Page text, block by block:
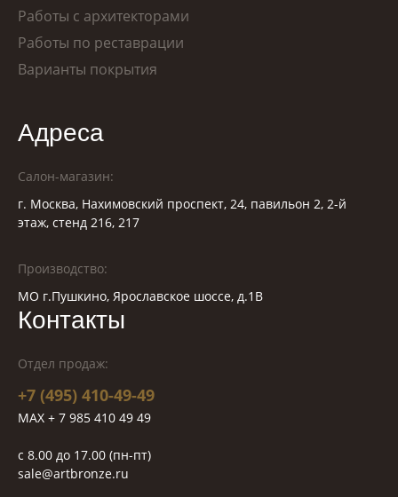
Работы с архитекторами
Работы по реставрации
Варианты покрытия
Адреса
Салон-магазин:
г. Москва, Нахимовский проспект, 24, павильон 2, 2-й
этаж, стенд 216, 217
Производство:
МО г.Пушкино, Ярославское шоссе, д.1В
Контакты
Отдел продаж:
+7 (495) 410-49-49
MAX + 7 985 410 49 49
c 8.00 до 17.00 (пн-пт)
sale@artbronze.ru